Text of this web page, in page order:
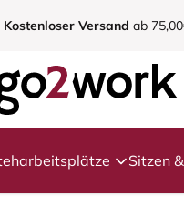
Kostenloser Versand ab
Sitzen